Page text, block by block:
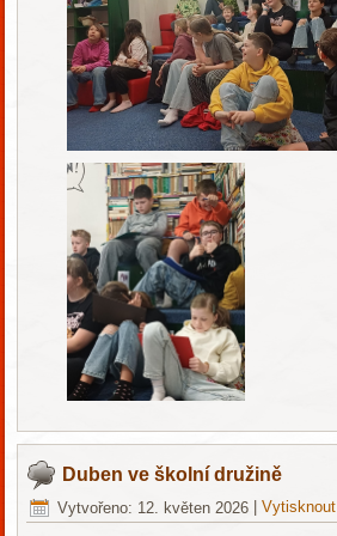
Duben ve školní družině
Vytvořeno: 12. květen 2026 |Vytisknout